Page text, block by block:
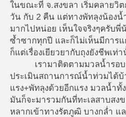
ในขณะที่ จ.สงขลา เริ่มคลายวิ
วัน กับ 2 คืน แต่ทางพัทลุงน้องน้
มากไปหน่อย เห็นใจจริงๆครับพี่
ซ้ำซากทุกปี และก็ไม่เห็นมีการ
ก็แต่เรื่องเยียวยากับถุงยังชีพเท่
เรามาติดตามมวลน้ำรอบๆ
ประเมินสถานการณ์น้ำท่วมได้บ้
แรง+พัทลุงด้วยอีกแรง มวลน้ำทั้
มันก็จะมารวมกันที่ทะเลสาบสง
หลากเข้าทางรัตภูฒิ บางกล่ำ แ